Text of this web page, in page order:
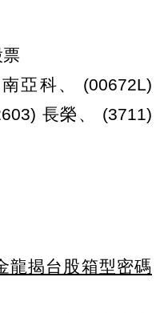
亞科、 (00672L)
長榮、 (3711)
龍揭台股箱型密碼